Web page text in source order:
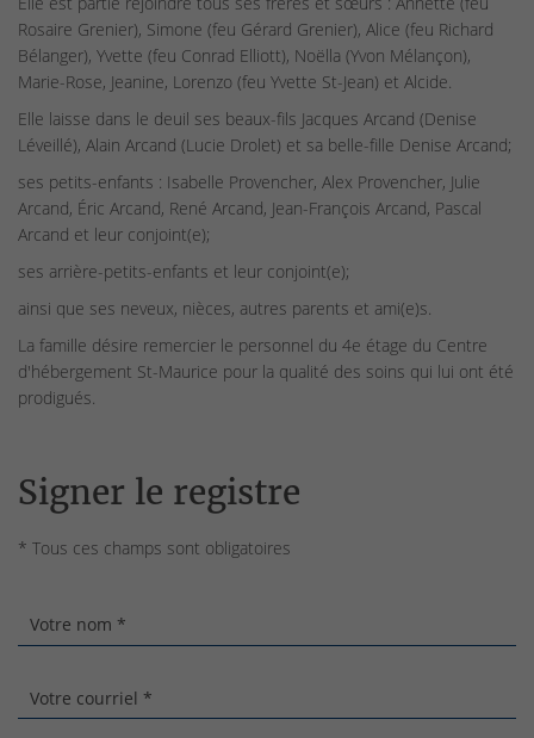
Rosaire Grenier), Simone (feu Gérard Grenier), Alice (feu Richard
Bélanger), Yvette (feu Conrad Elliott), Noëlla (Yvon Mélançon),
Marie-Rose, Jeanine, Lorenzo (feu Yvette St-Jean) et Alcide.
Elle laisse dans le deuil ses beaux-fils Jacques Arcand (Denise
Léveillé), Alain Arcand (Lucie Drolet) et sa belle-fille Denise Arcand;
ses petits-enfants : Isabelle Provencher, Alex Provencher, Julie
Arcand, Éric Arcand, René Arcand, Jean-François Arcand, Pascal
Arcand et leur conjoint(e);
ses arrière-petits-enfants et leur conjoint(e);
ainsi que ses neveux, nièces, autres parents et ami(e)s.
La famille désire remercier le personnel du 4e étage du Centre
d'hébergement St-Maurice pour la qualité des soins qui lui ont été
prodigués.
Signer le registre
* Tous ces champs sont obligatoires
Votre nom *
Votre courriel *